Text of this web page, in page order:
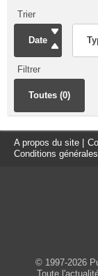
Trier
Date
Filtrer
Toutes (0)
A propos du site
Conditions
© 1997-2026
Toute